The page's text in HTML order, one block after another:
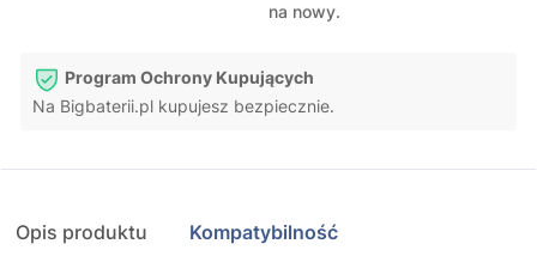
na nowy.
Program Ochrony Kupujących
Na Bigbaterii.pl kupujesz bezpiecznie.
Opis produktu Kompatybilność